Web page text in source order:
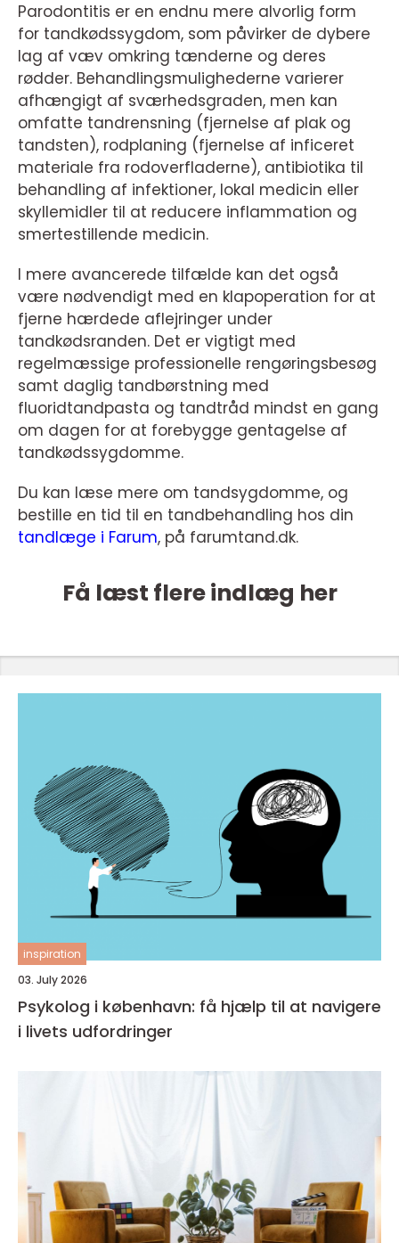
Parodontitis er en endnu mere alvorlig form
for tandkødssygdom, som påvirker de dybere
lag af væv omkring tænderne og deres
rødder. Behandlingsmulighederne varierer
afhængigt af sværhedsgraden, men kan
omfatte tandrensning (fjernelse af plak og
tandsten), rodplaning (fjernelse af inficeret
materiale fra rodoverfladerne), antibiotika til
behandling af infektioner, lokal medicin eller
skyllemidler til at reducere inflammation og
smertestillende medicin.
I mere avancerede tilfælde kan det også
være nødvendigt med en klapoperation for at
fjerne hærdede aflejringer under
tandkødsranden. Det er vigtigt med
regelmæssige professionelle rengøringsbesøg
samt daglig tandbørstning med
fluoridtandpasta og tandtråd mindst en gang
om dagen for at forebygge gentagelse af
tandkødssygdomme.
Du kan læse mere om tandsygdomme, og
bestille en tid til en tandbehandling hos din
tandlæge i Farum, på farumtand.dk.
Få læst flere indlæg her
inspiration
03. July 2026
Psykolog i københavn: få hjælp til at navigere
i livets udfordringer